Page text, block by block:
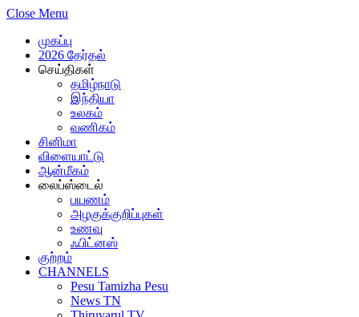
Close Menu
முகப்பு
2026 தேர்தல்
செய்திகள்
தமிழ்நாடு
இந்தியா
உலகம்
வணிகம்
சினிமா
விளையாட்டு
ஆன்மீகம்
லைப்ஸ்டைல்
பயணம்
அழகுக்குறிப்புகள்
உணவு
ஃபிட்னஸ்
குற்றம்
CHANNELS
Pesu Tamizha Pesu
News TN